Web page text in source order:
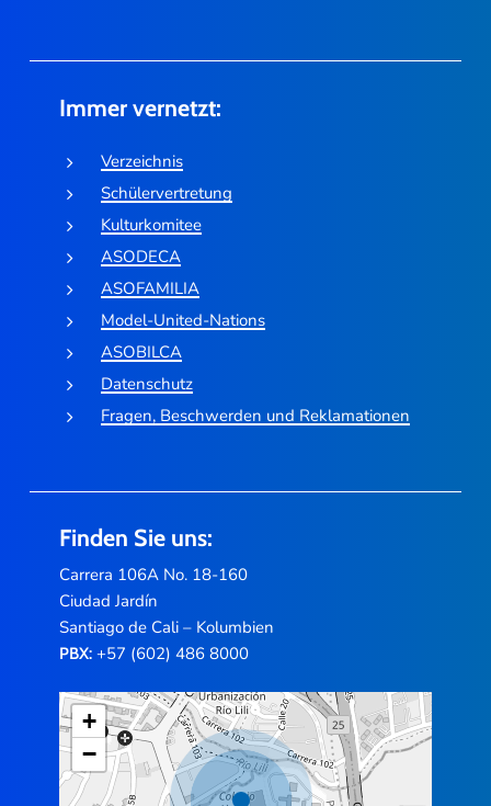
Immer vernetzt:
Verzeichnis
Schülervertretung
Kulturkomitee
ASODECA
ASOFAMILIA
Model-United-Nations
ASOBILCA
Datenschutz
Fragen, Beschwerden und Reklamationen
Finden Sie uns:
Carrera 106A No. 18-160
Ciudad Jardín
Santiago de Cali – Kolumbien
PBX:+57 (602) 486 8000
+
−